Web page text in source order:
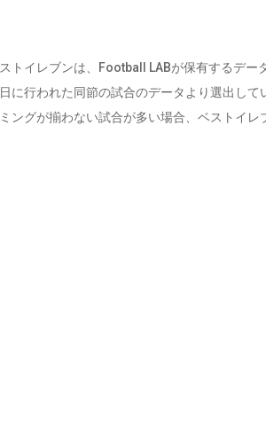
トイレブンは、Football LABが保有するデ
に行われた同節の試合のデータより選出し
ングが揃わない試合が多い場合、ベストイ